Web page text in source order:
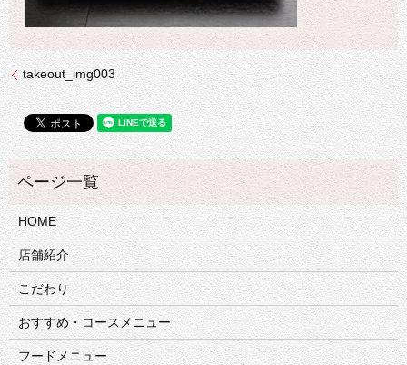
takeout_img003
HOME
店舗紹介
こだわり
おすすめ・コースメニュー
フードメニュー